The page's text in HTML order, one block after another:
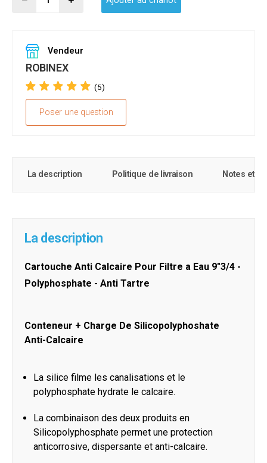
Vendeur
ROBINEX
(5)
Poser une question
La description Politique de livraison Notes et
La description
Cartouche Anti Calcaire Pour Filtre a Eau 9"3/4 -
Polyphosphate - Anti Tartre
Conteneur + Charge De Silicopolyphoshate
Anti-Calcaire
La silice filme les canalisations et le
polyphosphate hydrate le calcaire.
La combinaison des deux produits en
Silicopolyphosphate permet une protection
anticorrosive, dispersante et anti-calcaire.